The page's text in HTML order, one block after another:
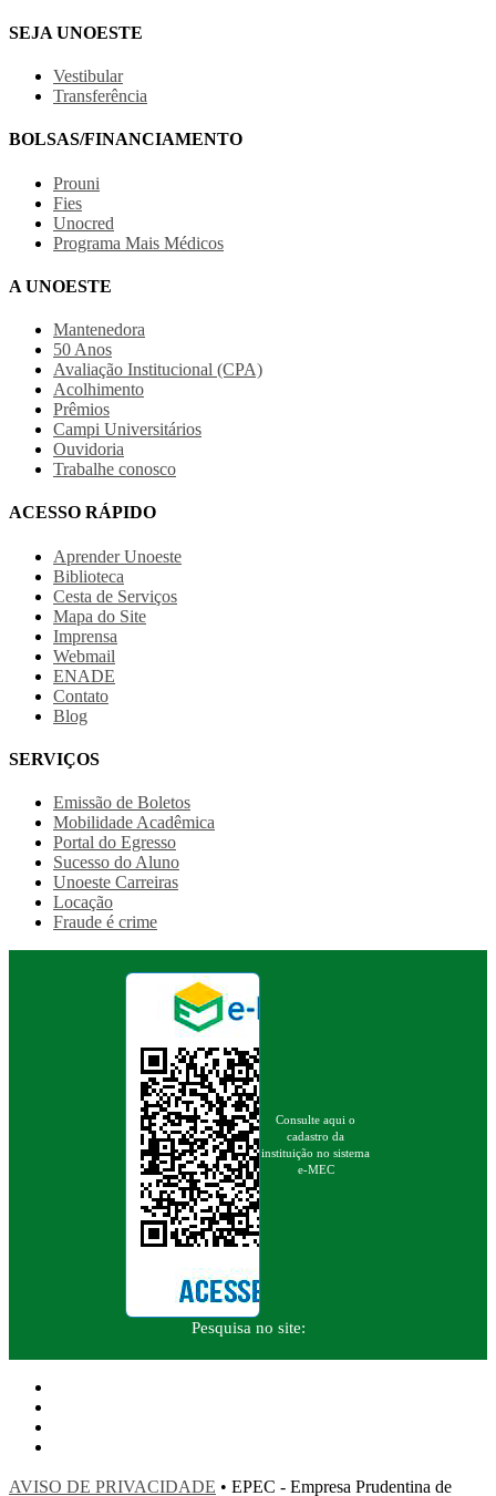
SEJA UNOESTE
Vestibular
Transferência
BOLSAS/FINANCIAMENTO
Prouni
Fies
Unocred
Programa Mais Médicos
A UNOESTE
Mantenedora
50 Anos
Avaliação Institucional (CPA)
Acolhimento
Prêmios
Campi Universitários
Ouvidoria
Trabalhe conosco
ACESSO RÁPIDO
Aprender Unoeste
Biblioteca
Cesta de Serviços
Mapa do Site
Imprensa
Webmail
ENADE
Contato
Blog
SERVIÇOS
Emissão de Boletos
Mobilidade Acadêmica
Portal do Egresso
Sucesso do Aluno
Unoeste Carreiras
Locação
Fraude é crime
Consulte aqui o
cadastro da
instituição no sistema
e-MEC
Pesquisa no site:
AVISO DE PRIVACIDADE • EPEC - Empresa Prudentina de